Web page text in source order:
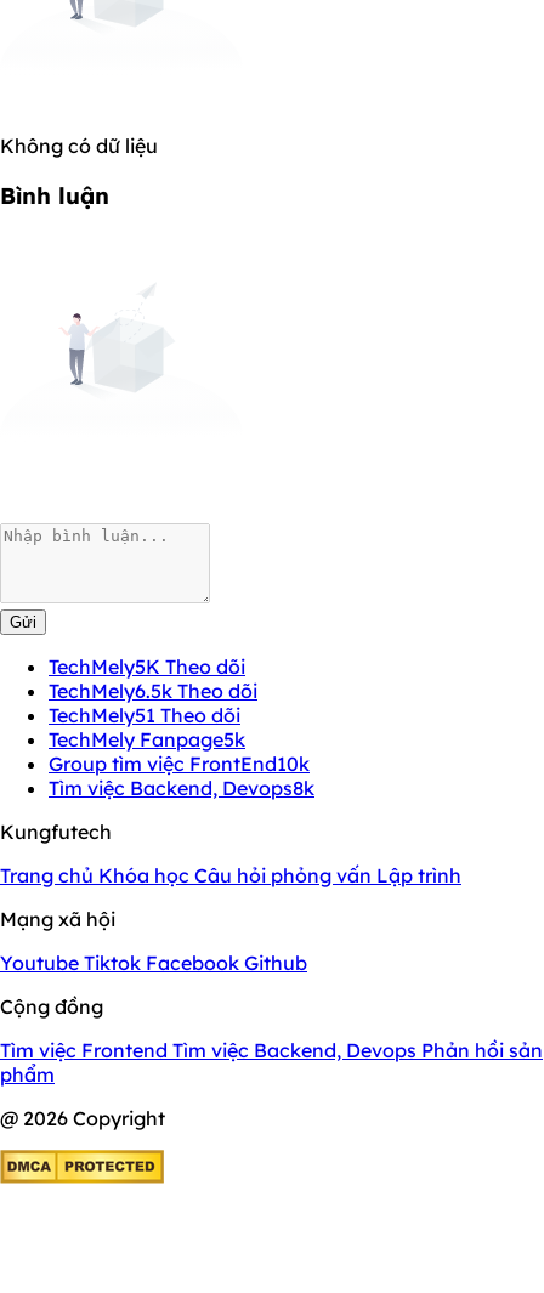
Không có dữ liệu
Bình luận
Gửi
TechMely5K Theo dõi
TechMely6.5k Theo dõi
TechMely51 Theo dõi
TechMely Fanpage5k
Group tìm việc FrontEnd10k
Tìm việc Backend, Devops8k
Kungfutech
Trang chủ Khóa học Câu hỏi phỏng vấn Lập trình
Mạng xã hội
Youtube Tiktok Facebook Github
Cộng đồng
Tìm việc Frontend Tìm việc Backend, Devops Phản hồi sản
phẩm
@ 2026 Copyright